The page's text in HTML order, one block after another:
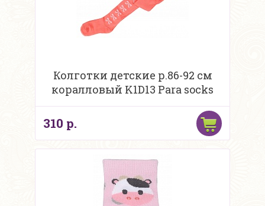
Колготки детские р.86-92 см
коралловый K1D13 Para socks
310 р.